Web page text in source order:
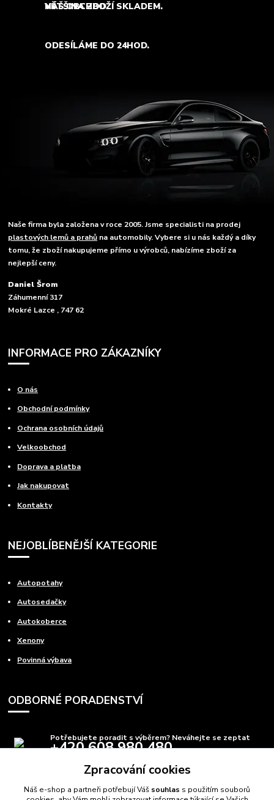
NÁŠ OBCHOD.
VĚTŠINA ZBOŽÍ SKLADEM.
ODESÍLÁME DO 24HOD.
Naše firma byla založena v roce 2005. Jsme specialisti na prodej
plastových lemů a prahů na automobily. Vybere si u nás každý a díky
tomu, že zboží nakupujeme přímo u výrobců, nabízíme zboží za
nejlepší ceny.
Daniel Šrom
Záhumenní 317
Mokré Lazce , 747 62
INFORMACE PRO ZÁKAZNÍKY
O nás
Obchodní podmínky
Ochrana osobních údajů
Velkoobchod
Doprava a platba
Jak nakupovat
Kontakty
NEJOBLÍBENĚJŠÍ KATEGORIE
Autopotahy
Autosedačky
Autokoberce
Xenony
Povinná výbava
ODBORNÉ PORADENSTVÍ
Potřebujete poradit s výběrem? Neváhejte se zeptat
+420 608 980 480
info@autods.cz
Zpracování cookies
Náš e-shop a partneři potřebují Váš souhlas s použitím souborů